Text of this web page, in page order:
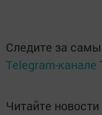
Следите за
Telegram-канале
Читайте